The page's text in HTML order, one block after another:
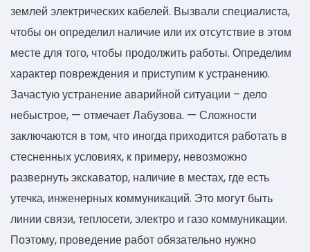
землей электрических кабелей. Вызвали специалиста,
чтобы он определил наличие или их отсутствие в этом
месте для того, чтобы продолжить работы. Определим
характер повреждения и приступим к устранению.
Зачастую устранение аварийной ситуации – дело
небыстрое, — отмечает Лабузова. — Сложности
заключаются в том, что иногда приходится работать в
стесненных условиях, к примеру, невозможно
развернуть экскаватор, наличие в местах, где есть
утечка, инженерных коммуникаций. Это могут быть
линии связи, теплосети, электро и газо коммуникации.
Поэтому, проведение работ обязательно нужно